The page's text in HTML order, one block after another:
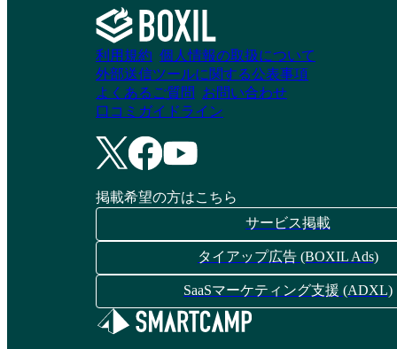
利用規約 個人情報の取扱について
外部送信ツールに関する公表事項
よくあるご質問
お問い合わせ
口コミガイドライン
掲載希望の方はこちら
サービス掲載
タイアップ広告 (BOXIL Ads)
SaaSマーケティング支援 (ADXL)